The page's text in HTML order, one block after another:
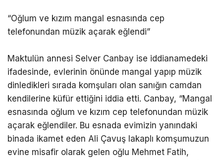
“Oğlum ve kızım mangal esnasında cep
telefonundan müzik açarak eğlendi”
Maktulün annesi Selver Canbay ise iddianamedeki
ifadesinde, evlerinin önünde mangal yapıp müzik
dinledikleri sırada komşuları olan sanığın camdan
kendilerine küfür ettiğini iddia etti. Canbay, “Mangal
esnasında oğlum ve kızım cep telefonundan müzik
açarak eğlendiler. Bu esnada evimizin yanındaki
binada ikamet eden Ali Çavuş lakaplı komşumuzun
evine misafir olarak gelen oğlu Mehmet Fatih,